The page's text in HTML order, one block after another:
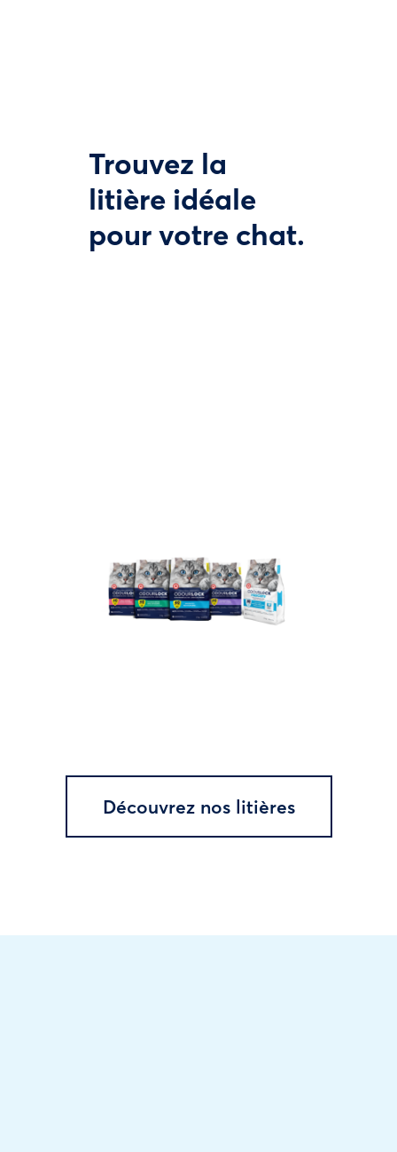
Trouvez la
litière idéale
pour votre chat.
Découvrez nos litières